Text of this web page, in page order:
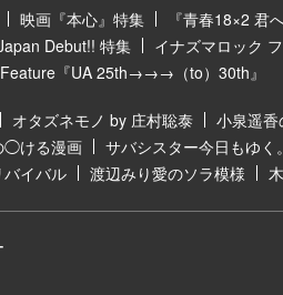
映画『本心』特集
『青春18×2 君
Debut!! 特集
イナズマロック
『UA 25th→→→（to）30th』
オタズネモノ by 庄村聡泰
小泉遥香
◯ける漫画 サバシスター今日もゆく。
イバル 渡辺みり愛のソラ模様